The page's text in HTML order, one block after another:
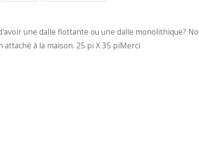
une dalle flottante ou une dalle monolithique?
attaché à la maison. 25 pi X 35 piMerci